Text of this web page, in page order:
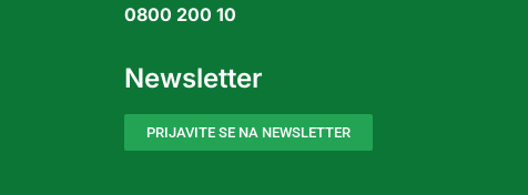
0800 200 10
Newsletter
PRIJAVITE SE NA NEWSLETTER